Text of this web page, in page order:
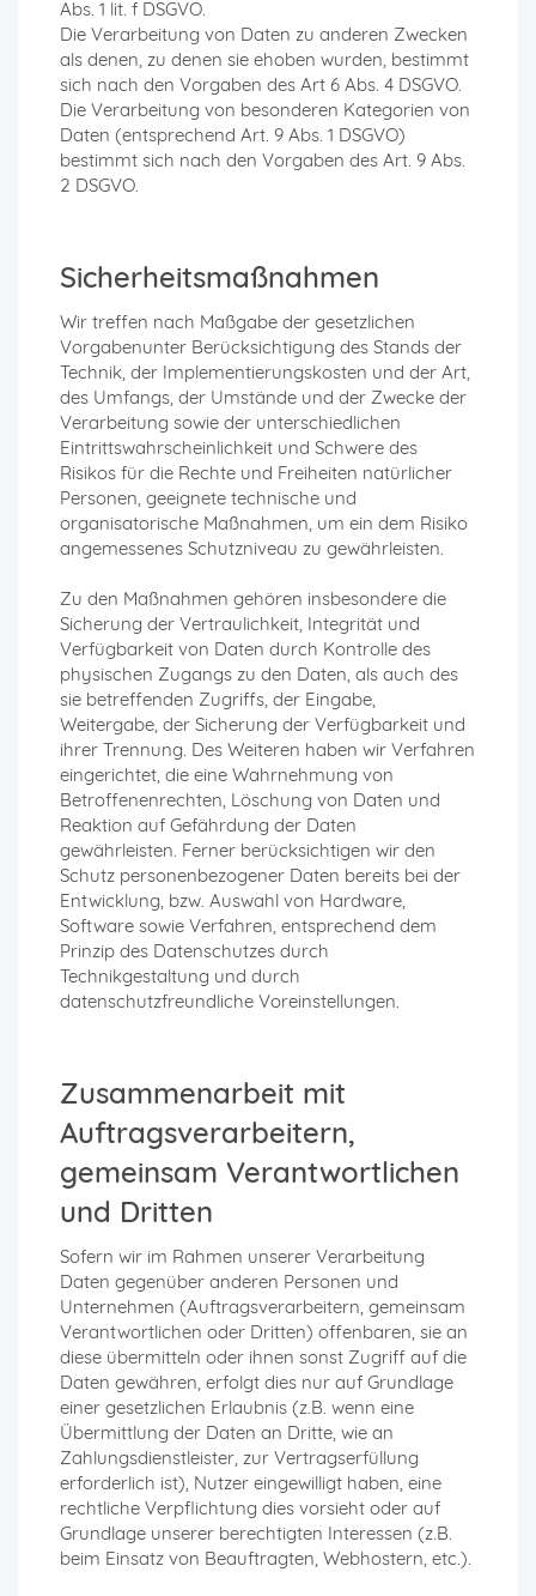
Abs. 1 lit. f DSGVO.
Die Verarbeitung von Daten zu anderen Zwecken
als denen, zu denen sie ehoben wurden, bestimmt
sich nach den Vorgaben des Art 6 Abs. 4 DSGVO.
Die Verarbeitung von besonderen Kategorien von
Daten (entsprechend Art. 9 Abs. 1 DSGVO)
bestimmt sich nach den Vorgaben des Art. 9 Abs.
2 DSGVO.
Sicherheitsmaßnahmen
Wir treffen nach Maßgabe der gesetzlichen
Vorgabenunter Berücksichtigung des Stands der
Technik, der Implementierungskosten und der Art,
des Umfangs, der Umstände und der Zwecke der
Verarbeitung sowie der unterschiedlichen
Eintrittswahrscheinlichkeit und Schwere des
Risikos für die Rechte und Freiheiten natürlicher
Personen, geeignete technische und
organisatorische Maßnahmen, um ein dem Risiko
angemessenes Schutzniveau zu gewährleisten.
Zu den Maßnahmen gehören insbesondere die
Sicherung der Vertraulichkeit, Integrität und
Verfügbarkeit von Daten durch Kontrolle des
physischen Zugangs zu den Daten, als auch des
sie betreffenden Zugriffs, der Eingabe,
Weitergabe, der Sicherung der Verfügbarkeit und
ihrer Trennung. Des Weiteren haben wir Verfahren
eingerichtet, die eine Wahrnehmung von
Betroffenenrechten, Löschung von Daten und
Reaktion auf Gefährdung der Daten
gewährleisten. Ferner berücksichtigen wir den
Schutz personenbezogener Daten bereits bei der
Entwicklung, bzw. Auswahl von Hardware,
Software sowie Verfahren, entsprechend dem
Prinzip des Datenschutzes durch
Technikgestaltung und durch
datenschutzfreundliche Voreinstellungen.
Zusammenarbeit mit
Auftragsverarbeitern,
gemeinsam Verantwortlichen
und Dritten
Sofern wir im Rahmen unserer Verarbeitung
Daten gegenüber anderen Personen und
Unternehmen (Auftragsverarbeitern, gemeinsam
Verantwortlichen oder Dritten) offenbaren, sie an
diese übermitteln oder ihnen sonst Zugriff auf die
Daten gewähren, erfolgt dies nur auf Grundlage
einer gesetzlichen Erlaubnis (z.B. wenn eine
Übermittlung der Daten an Dritte, wie an
Zahlungsdienstleister, zur Vertragserfüllung
erforderlich ist), Nutzer eingewilligt haben, eine
rechtliche Verpflichtung dies vorsieht oder auf
Grundlage unserer berechtigten Interessen (z.B.
beim Einsatz von Beauftragten, Webhostern, etc.).